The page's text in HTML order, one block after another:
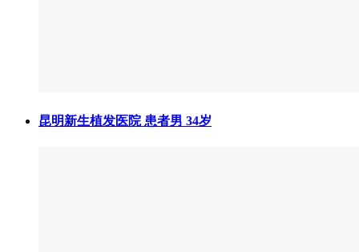
昆明新生植发医院 患者男 34岁